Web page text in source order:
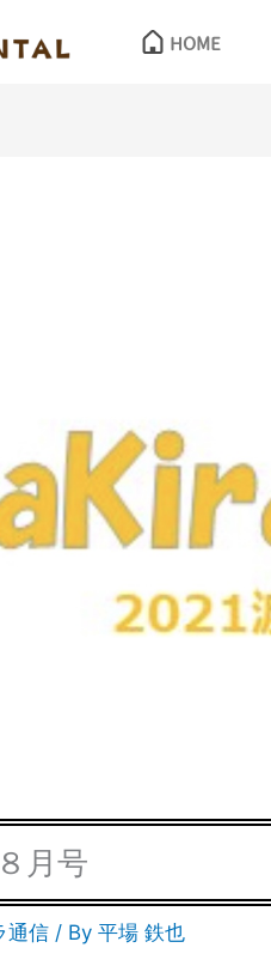
HOME
月号
通信 / By平場 鉄也